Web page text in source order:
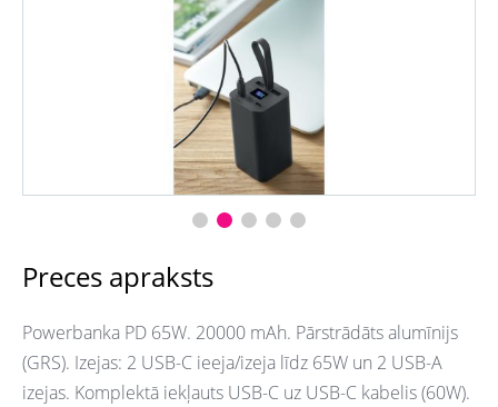
Preces apraksts
Powerbanka PD 65W. 20000 mAh. Pārstrādāts alumīnijs
(GRS). Izejas: 2 USB-C ieeja/izeja līdz 65W un 2 USB-A
izejas. Komplektā iekļauts USB-C uz USB-C kabelis (60W).